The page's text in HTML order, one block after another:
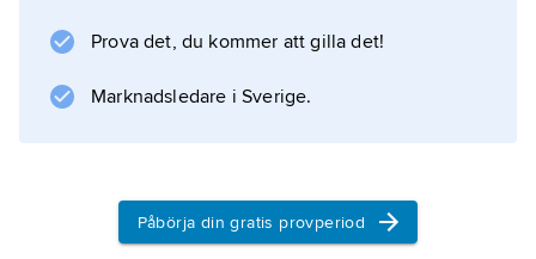
gestaltade världen runt (Stockholm flera
gånger under 1920- och 30-talen) kan särskilt
Information om artikeln
Prova det, du kommer att gilla det!
Marknadsledare i Sverige.
Påbörja din gratis provperiod